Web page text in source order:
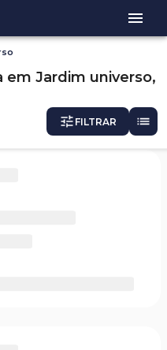
em Jardim universo,
FILTRAR